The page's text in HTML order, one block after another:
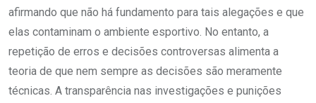
afirmando que não há fundamento para tais alegações e que
elas contaminam o ambiente esportivo. No entanto, a
repetição de erros e decisões controversas alimenta a
teoria de que nem sempre as decisões são meramente
técnicas. A transparência nas investigações e punições